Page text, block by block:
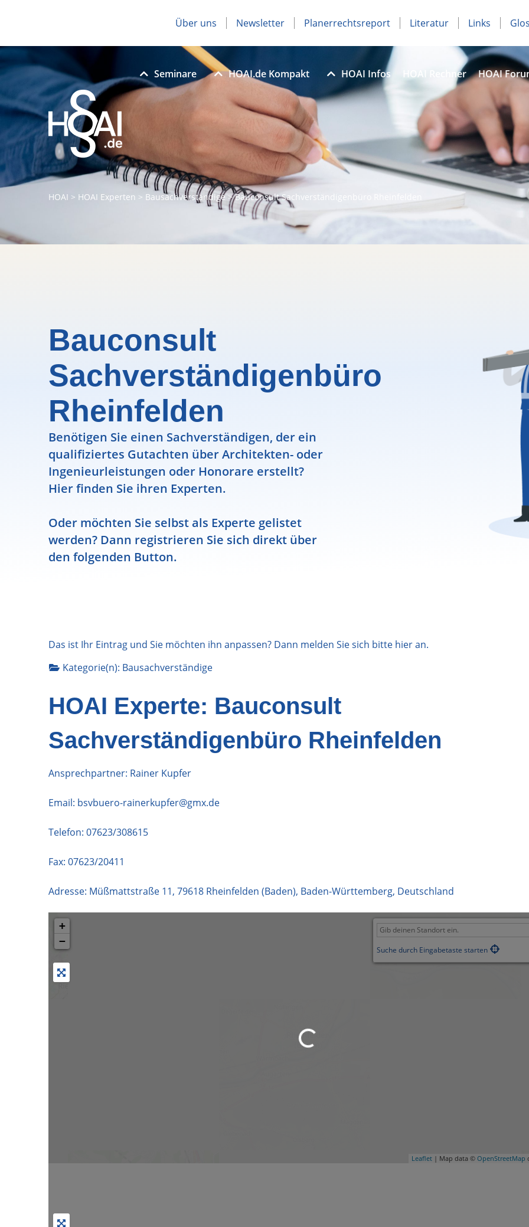
Über uns Newsletter Planerrechtsreport Literatur Links
Seminare HOAI.de Kompakt HOAI Infos HOAI Rechner HOAI
HOAI > HOAI Experten > Bausachverständige>Bauconsult Sachverständigenbüro Rheinfelden
Bauconsult
Sachverständigenbüro
Rheinfelden
Benötigen Sie einen Sachverständigen, der ein
qualifiziertes Gutachten über Architekten- oder
Ingenieurleistungen oder Honorare erstellt?
Hier finden Sie ihren Experten.
Oder möchten Sie selbst als Experte gelistet
werden? Dann registrieren Sie sich direkt über
den folgenden Button.
Das ist Ihr Eintrag und Sie möchten ihn anpassen? Dann melden Sie sich bitte hieran.
Kategorie(n): Bausachverständige
HOAI Experte: Bauconsult
Sachverständigenbüro Rheinfelden
Ansprechpartner: Rainer Kupfer
Email: bsvbuero-rainerkupfer@gmx.de
Telefon: 07623/308615
Fax: 07623/20411
Adresse: Müßmattstraße 11, 79618 Rheinfelden (Baden), Baden-Württemberg, Deutschland
+
−
Suche durch Eingabetaste starten
Leaflet | Map data © OpenStreetMap